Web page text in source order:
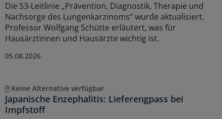
Die S3-Leitlinie „Prävention, Diagnostik, Therapie und
Nachsorge des Lungenkarzinoms“ wurde aktualisiert.
Professor Wolfgang Schütte erläutert, was für
Hausärztinnen und Hausärzte wichtig ist.
05.08.2026
Keine Alternative verfügbar
Japanische Enzephalitis: Lieferengpass bei
Impfstoff